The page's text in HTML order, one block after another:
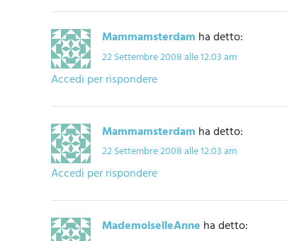
Mammamsterdam ha detto:
22 Settembre 2008 alle 12:03 am
Accedi per rispondere
Mammamsterdam ha detto:
22 Settembre 2008 alle 12:03 am
Accedi per rispondere
MademoiselleAnne ha detto: